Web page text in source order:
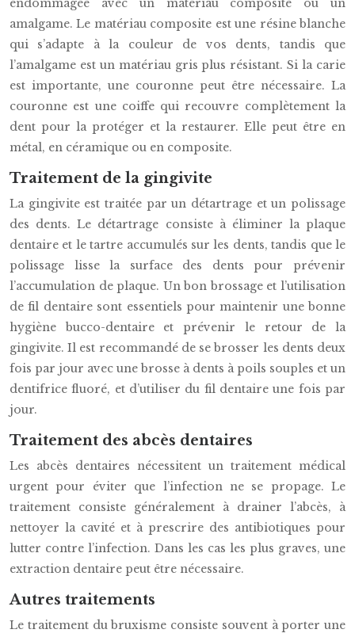
endommagée avec un matériau composite ou un
amalgame. Le matériau composite est une résine blanche
qui s’adapte à la couleur de vos dents, tandis que
l’amalgame est un matériau gris plus résistant. Si la carie
est importante, une couronne peut être nécessaire. La
couronne est une coiffe qui recouvre complètement la
dent pour la protéger et la restaurer. Elle peut être en
métal, en céramique ou en composite.
Traitement de la gingivite
La gingivite est traitée par un détartrage et un polissage
des dents. Le détartrage consiste à éliminer la plaque
dentaire et le tartre accumulés sur les dents, tandis que le
polissage lisse la surface des dents pour prévenir
l’accumulation de plaque. Un bon brossage et l’utilisation
de fil dentaire sont essentiels pour maintenir une bonne
hygiène bucco-dentaire et prévenir le retour de la
gingivite. Il est recommandé de se brosser les dents deux
fois par jour avec une brosse à dents à poils souples et un
dentifrice fluoré, et d’utiliser du fil dentaire une fois par
jour.
Traitement des abcès dentaires
Les abcès dentaires nécessitent un traitement médical
urgent pour éviter que l’infection ne se propage. Le
traitement consiste généralement à drainer l’abcès, à
nettoyer la cavité et à prescrire des antibiotiques pour
lutter contre l’infection. Dans les cas les plus graves, une
extraction dentaire peut être nécessaire.
Autres traitements
Le traitement du bruxisme consiste souvent à porter une